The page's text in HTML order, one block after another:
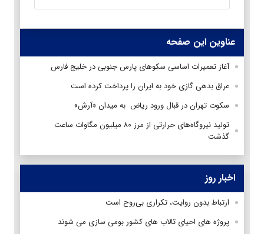
عناوین این صفحه
آغاز تعمیرات اساسی سکوهای پارس جنوبی در خلیج فارس
عراق بدهی گازی خود به ایران را پرداخت کرده است
سکوت تهران در قبال ورود ریاض به میدان «آرش»
تولید نیروگاه‌های حرارتی از مرز ۸۰ میلیون مگاوات ساعت
گذشت
اخبار روز
ارتباط بدون روایت، تکراری بی‌روح است
پروژه های احیای تالاب های کشور بومی سازی می شوند